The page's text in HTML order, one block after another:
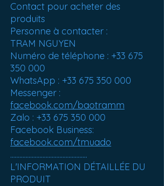
Contact pour acheter des
produits
Personne à contacter :
TRAM NGUYEN
Numéro de téléphone : +33 675
350 000
WhatsApp : +33 675 350 000
Messenger :
facebook.com/baotramm
Zalo : +33 675 350 000
Facebook Business:
facebook.com/tmuado
..................................................
L'INFORMATION DÉTAILLÉE DU
PRODUIT